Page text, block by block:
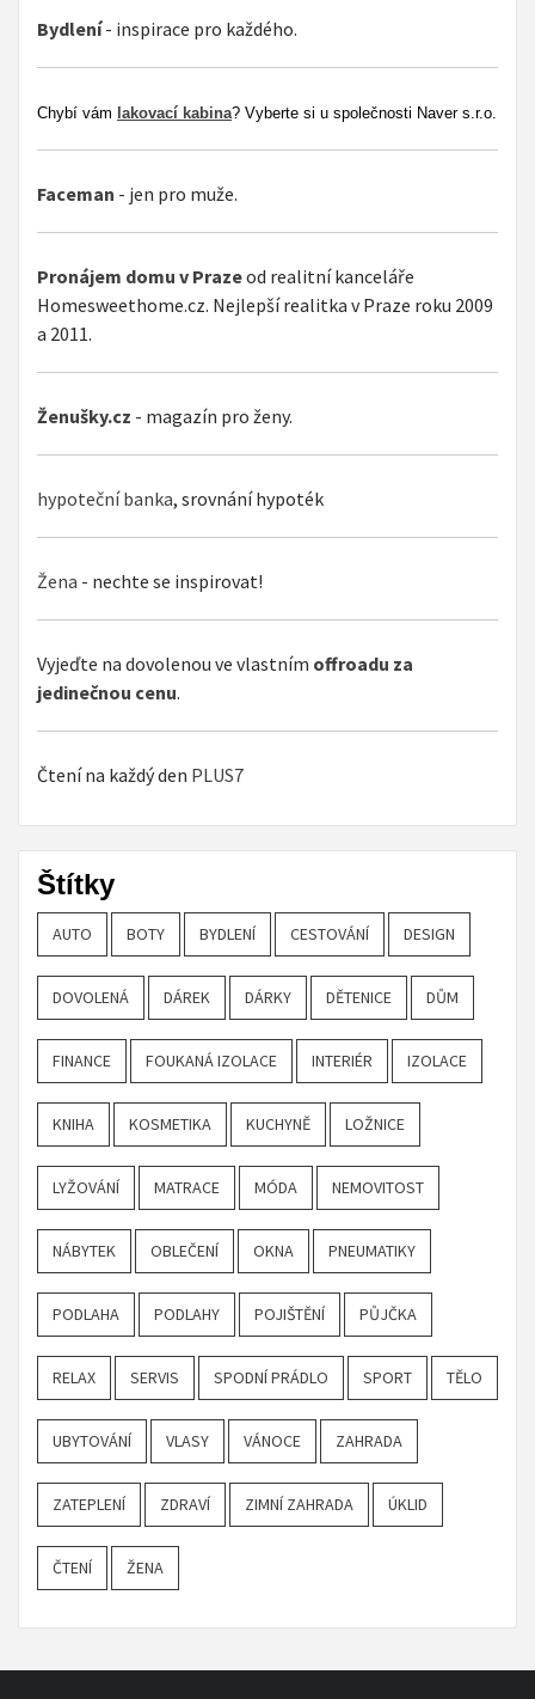
Bydlení- inspirace pro každého.
Chybí vám lakovací kabina? Vyberte si u společnosti Naver s.r.o.
Faceman - jen pro muže.
Pronájem domu v Prazeod realitní kanceláře
Homesweethome.cz. Nejlepší realitka v Praze roku 2009
a 2011.
Ženušky.cz - magazín pro ženy.
hypoteční banka, srovnání hypoték
Žena - nechte se inspirovat!
Vyjeďte na dovolenou ve vlastním offroadu za
jedinečnou cenu.
Čtení na každý den PLUS7
Štítky
AUTO BOTY BYDLENÍ CESTOVÁNÍ DESIGN
DOVOLENÁ DÁREK DÁRKY DĚTENICE DŮM
FINANCE FOUKANÁ IZOLACE INTERIÉR IZOLACE
KNIHA KOSMETIKA KUCHYNĚ LOŽNICE
LYŽOVÁNÍ MATRACE MÓDA NEMOVITOST
NÁBYTEK OBLEČENÍ OKNA PNEUMATIKY
PODLAHA PODLAHY POJIŠTĚNÍ PŮJČKA
RELAX SERVIS SPODNÍ PRÁDLO SPORT TĚLO
UBYTOVÁNÍ VLASY VÁNOCE ZAHRADA
ZATEPLENÍ ZDRAVÍ ZIMNÍ ZAHRADA ÚKLID
ČTENÍ ŽENA